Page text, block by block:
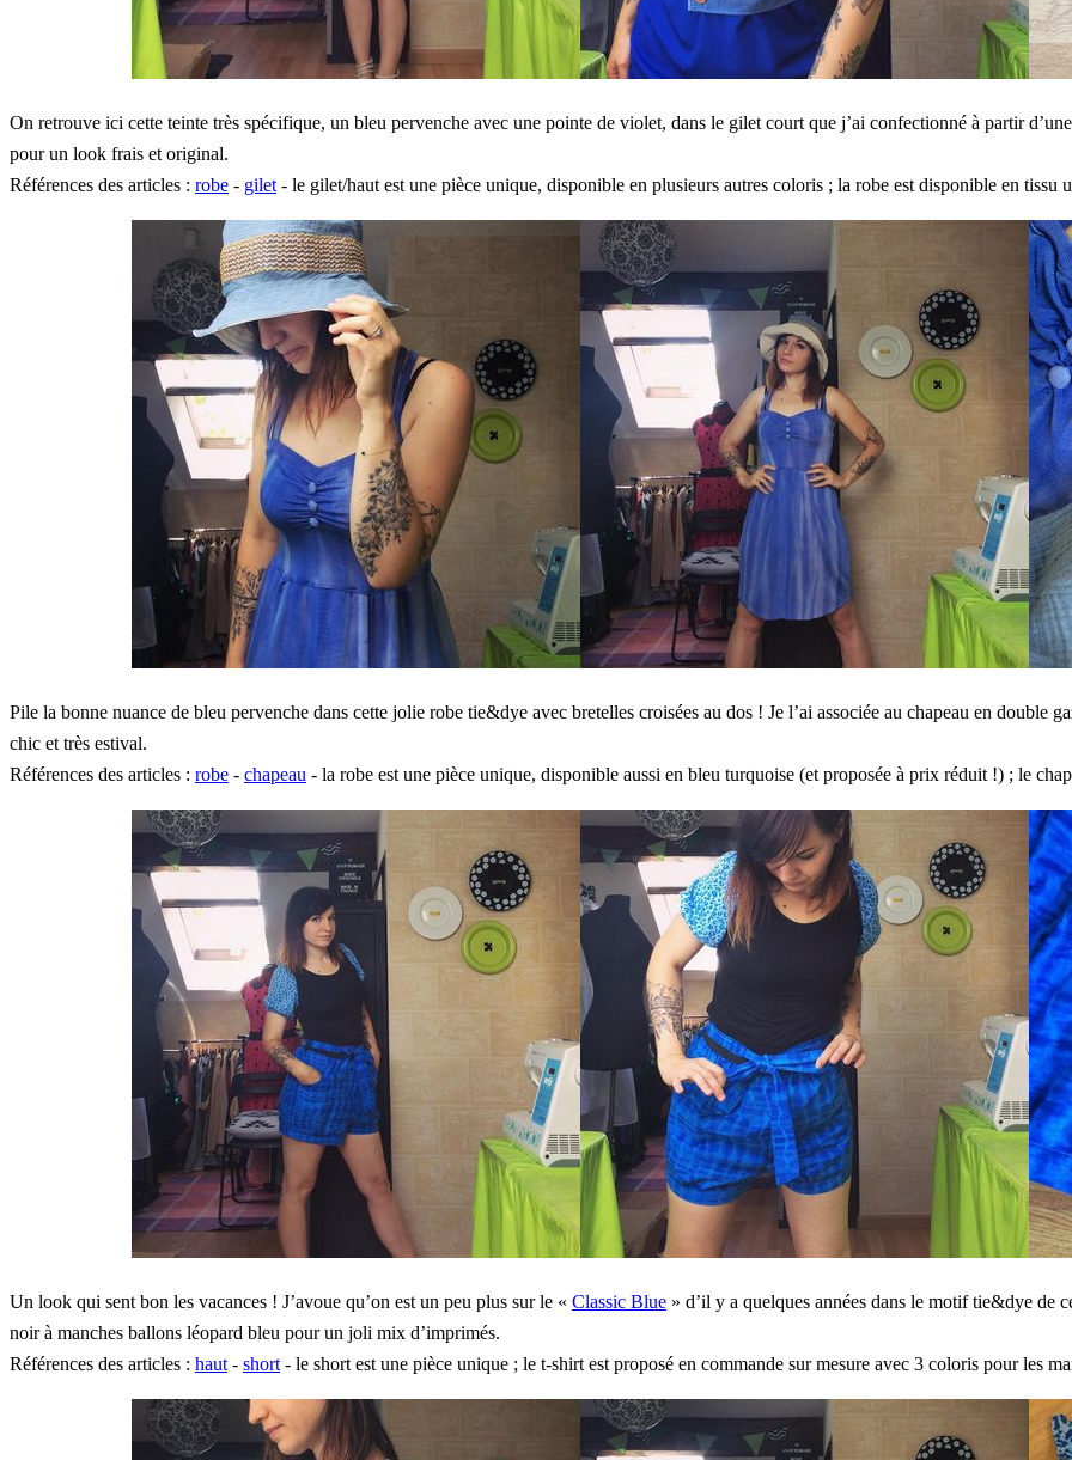
On retrouve ici cette teinte très spécifique, un bleu pervenche avec une pointe de violet, dans le gilet court que j’ai confectionné à partir
pour un look frais et original.
Références des articles : robe - gilet - le gilet/haut est une pièce unique, disponible en plusieurs autres coloris ; la robe est disponible en tissu
Pile la bonne nuance de bleu pervenche dans cette jolie robe tie&dye avec bretelles croisées au dos ! Je l’ai associée au chapeau en
chic et très estival.
Références des articles : robe - chapeau - la robe est une pièce unique, disponible aussi en bleu turquoise (et proposée à prix réduit !) ; le
Un look qui sent bon les vacances ! J’avoue qu’on est un peu plus sur le « Classic Blue » d’il y a quelques années dans le motif tie&dye de
noir à manches ballons léopard bleu pour un joli mix d’imprimés.
Références des articles : haut - short - le short est une pièce unique ; le t-shirt est proposé en commande sur mesure avec 3 coloris pour les